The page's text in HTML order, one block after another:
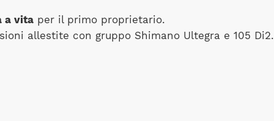
a vita per il primo proprietario.
allestite con gruppo Shimano Ultegra e 105 Di2.